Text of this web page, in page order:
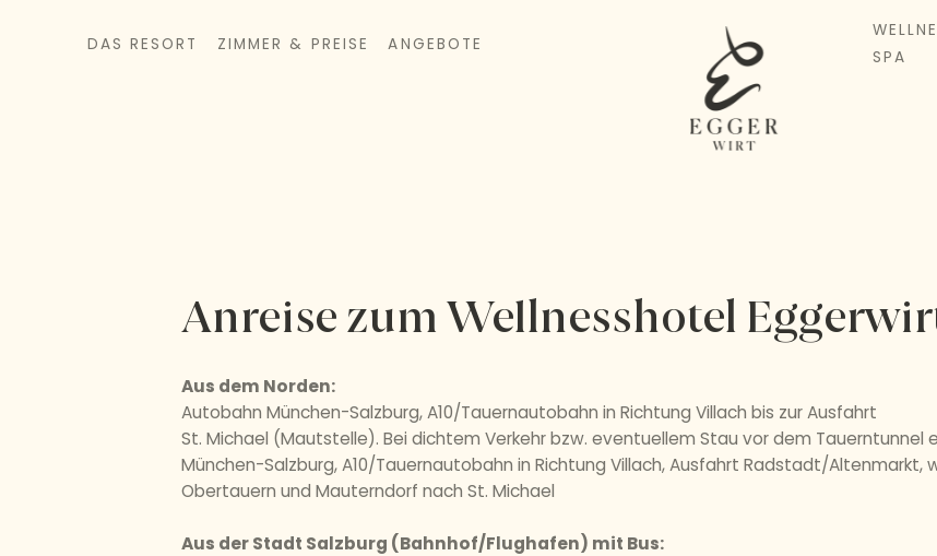
DAS RESORT ZIMMER & PREISE ANGEBOTE
SPA
Anreise zum Wellnesshotel
Aus dem Norden:
Autobahn München-Salzburg, A10/Tauernautobahn in Richtung Villach bis zur Ausfahrt
St. Michael (Mautstelle). Bei dichtem Verkehr bzw. eventuellem Stau vor dem
München-Salzburg, A10/Tauernautobahn in Richtung Villach, Ausfahrt Radstadt/Altenmarkt,
Obertauern und Mauterndorf nach St. Michael
Aus der Stadt Salzburg (Bahnhof/Flughafen) mit Bus: